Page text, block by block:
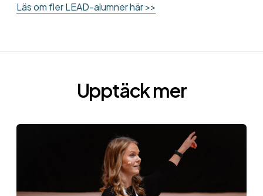
Läs om fler LEAD-alumner här >>
Upptäck mer